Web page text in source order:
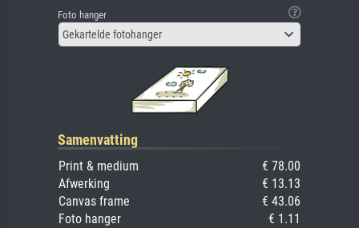
Foto hanger
Gekartelde fotohanger
Samenvatting
Print & medium
€ 78.00
Afwerking
€ 13.13
Canvas frame
€ 43.06
Foto hanger
€ 1.11